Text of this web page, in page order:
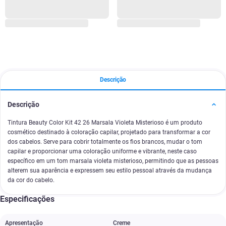
Descrição
Descrição
Tintura Beauty Color Kit 42 26 Marsala Violeta Misterioso é um produto
cosmético destinado à coloração capilar, projetado para transformar a cor
dos cabelos. Serve para cobrir totalmente os fios brancos, mudar o tom
capilar e proporcionar uma coloração uniforme e vibrante, neste caso
específico em um tom marsala violeta misterioso, permitindo que as pessoas
alterem sua aparência e expressem seu estilo pessoal através da mudança
da cor do cabelo.
Especificações
Apresentação Creme